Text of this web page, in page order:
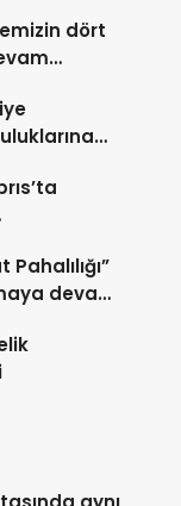
dört
devam